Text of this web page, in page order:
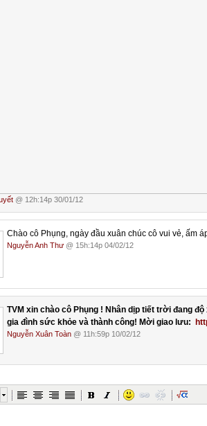
@ 12h:14p 30/01/12
Chào cô Phụng, ngày đầu xuân chúc cô vui vẻ, ấm
Nguyễn Anh Thư @ 15h:14p 04/02/12
TVM xin chào cô Phụng ! Nhân dịp tiết trời đang
gia đình sức khỏe và thành công! Mời giao lưu:
Nguyễn Xuân Toàn @ 11h:59p 10/02/12